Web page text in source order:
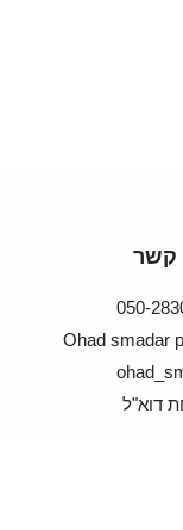
קשר
050-
Ohad smadar
דוא"ל